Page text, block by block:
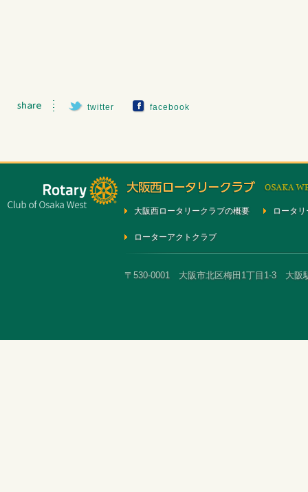
twitter facebook
大阪西ロータリークラブの概要 ロータ
ローターアクトクラブ
〒530-0001 大阪市北区梅田1丁目1-3 大阪